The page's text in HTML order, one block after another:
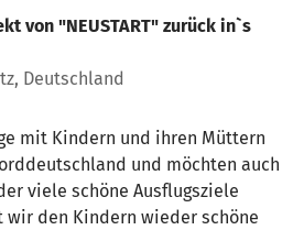
von "NEUSTART" zurück in`s
Deutschland
mit Kindern und ihren Müttern
und möchten auch
viele schöne Ausflugsziele
den Kindern wieder schöne